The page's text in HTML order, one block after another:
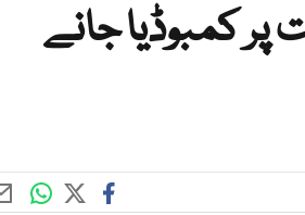
پر کمبوڈیا جانے